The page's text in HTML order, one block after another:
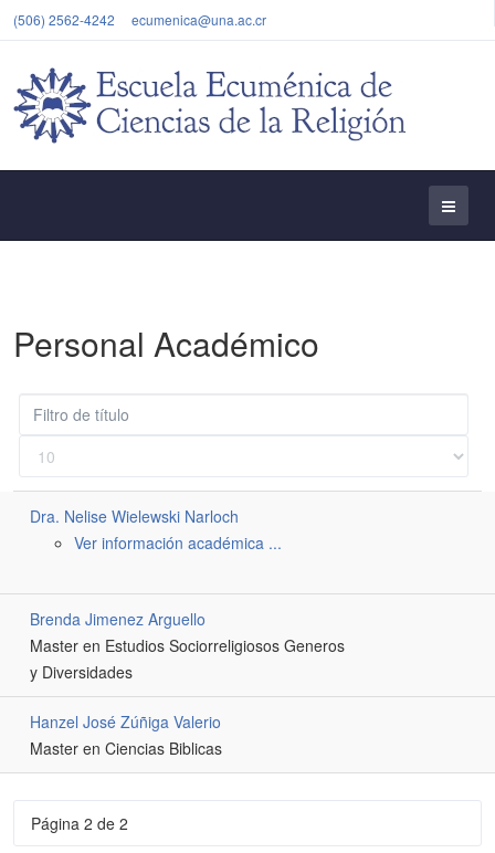
(506) 2562-4242 ecumenica@una.ac.cr
Personal Académico
Despublicado Campo
'Filtrar'
Cantidad
Dra. Nelise Wielewski Narloch
Ver información académica ...
Brenda Jimenez Arguello
Master en Estudios Sociorreligiosos Generos
y Diversidades
Hanzel José Zúñiga Valerio
Master en Ciencias Biblicas
Página 2 de 2